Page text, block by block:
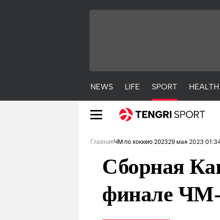
NEWS LIFE SPORT HEALTH
NEWS
ГлавнаяЧМ по хоккею 202329 мая 2023
Сборная
финале